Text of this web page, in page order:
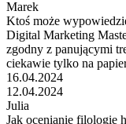
Marek
Ktoś może
Digital Marketing
zgodny z panującymi
ciekawie tylko na
16.04.2024
12.04.2024
Julia
Jak ocenianie filologię